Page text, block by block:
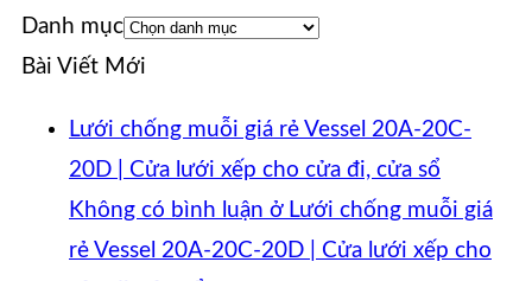
Danh mục
Bài Viết Mới
Lưới chống muỗi giá rẻ Vessel 20A-20C-
20D | Cửa lưới xếp cho cửa đi, cửa sổ
Không có bình luận ở Lưới chống muỗi giá
rẻ Vessel 20A-20C-20D | Cửa lưới xếp cho